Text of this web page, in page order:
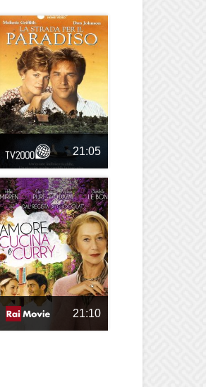
21:05
21:10